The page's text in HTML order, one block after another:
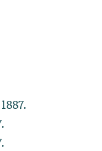
1887.